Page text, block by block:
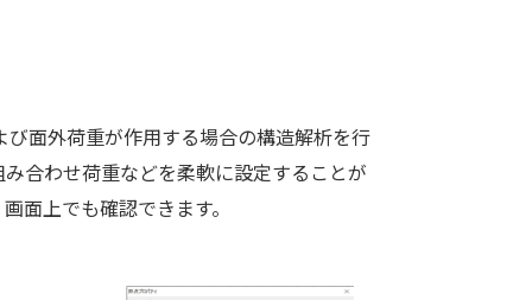
び面外荷重が作用する場合の構造解析を行
合わせ荷重などを柔軟に設定することが
面上でも確認できます。